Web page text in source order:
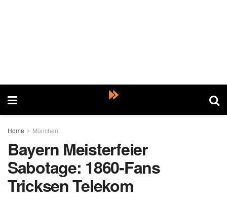
Home München
Bayern Meisterfeier
Sabotage: 1860-Fans
Tricksen Telekom